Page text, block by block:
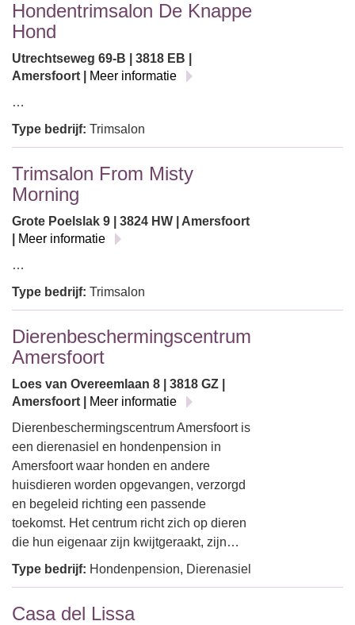
Hondentrimsalon De Knappe
Hond
Utrechtseweg 69-B | 3818 EB |
Amersfoort |
Meer informatie
…
Type bedrijf: Trimsalon
Trimsalon From Misty
Morning
Grote Poelslak 9 | 3824 HW | Amersfoort
Meer informatie
…
Type bedrijf: Trimsalon
Dierenbeschermingscentrum
Amersfoort
Loes van Overeemlaan 8 | 3818 GZ |
Amersfoort |
Meer informatie
Dierenbeschermingscentrum Amersfoort is
een dierenasiel en hondenpension in
Amersfoort waar honden en andere
huisdieren worden opgevangen, verzorgd
en begeleid richting een passende
toekomst. Het centrum richt zich op dieren
die hun eigenaar zijn kwijtgeraakt, zijn…
Type bedrijf: Hondenpension, Dierenasiel
Casa del Lissa